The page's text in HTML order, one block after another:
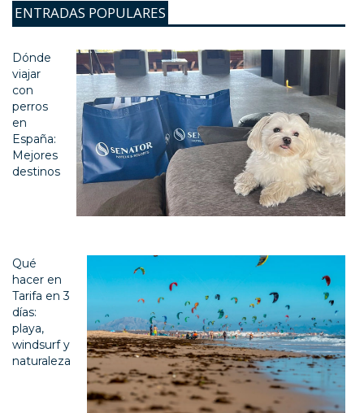
ENTRADAS POPULARES
Dónde
viajar
con
perros
en
España:
Mejores
destinos
Qué
hacer en
Tarifa en 3
días:
playa,
windsurf y
naturaleza